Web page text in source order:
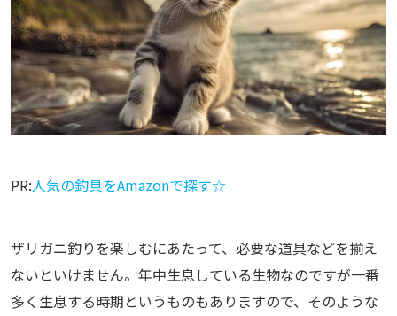
PR:人気の釣具をAmazonで探す☆
ザリガニ釣りを楽しむにあたって、必要な道具などを揃え
ないといけません。年中生息している生物なのですが一番
多く生息する時期というものもありますので、そのような